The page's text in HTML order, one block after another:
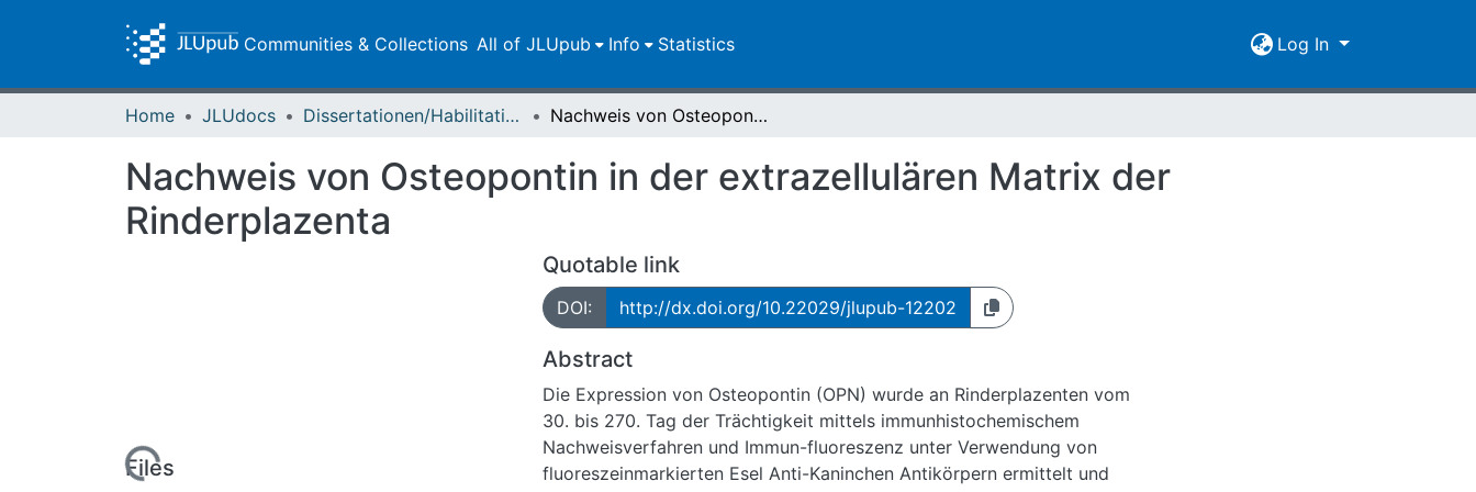
Communities & Collections All of JLUpub Info Statistics Log In
Home JLUdocs Dissertationen/Habilitationen Nachweis von Osteopontin in der extrazellulären Matrix der Rinderplazenta
Nachweis von Osteopontin in der extrazellulären Matrix der
Rinderplazenta
Files
Quotable link
DOI: http://dx.doi.org/10.22029/jlupub-12202
Abstract
Die Expression von Osteopontin (OPN) wurde an Rinderplazenten vom
30. bis 270. Tag der Trächtigkeit mittels immunhistochemischem
Nachweisverfahren und Immun-fluoreszenz unter Verwendung von
fluoreszeinmarkierten Esel Anti-Kaninchen Antikörpern ermittelt und